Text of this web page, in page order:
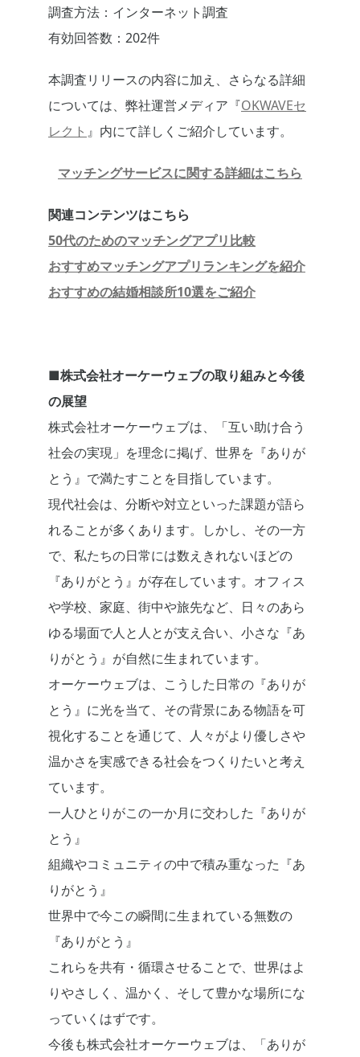
調査方法：インターネット調査
有効回答数：202件
本調査リリースの内容に加え、さらなる詳細
については、弊社運営メディア『OKWAVEセ
レクト 』内にて詳しくご紹介しています。
マッチングサービスに関する詳細はこちら
関連コンテンツはこちら
50代のためのマッチングアプリ比較
おすすめマッチングアプリランキングを紹介
おすすめの結婚相談所10選をご紹介
■株式会社オーケーウェブの取り組みと今後
の展望
株式会社オーケーウェブは、「互い助け合う
社会の実現」を理念に掲げ、世界を『ありが
とう』で満たすことを目指しています。
現代社会は、分断や対立といった課題が語ら
れることが多くあります。しかし、その一方
で、私たちの日常には数えきれないほどの
『ありがとう』が存在しています。オフィス
や学校、家庭、街中や旅先など、日々のあら
ゆる場面で人と人とが支え合い、小さな『あ
りがとう』が自然に生まれています。
オーケーウェブは、こうした日常の『ありが
とう』に光を当て、その背景にある物語を可
視化することを通じて、人々がより優しさや
温かさを実感できる社会をつくりたいと考え
ています。
一人ひとりがこの一か月に交わした『ありが
とう』
組織やコミュニティの中で積み重なった『あ
りがとう』
世界中で今この瞬間に生まれている無数の
『ありがとう』
これらを共有・循環させることで、世界はよ
りやさしく、温かく、そして豊かな場所にな
っていくはずです。
今後も株式会社オーケーウェブは、「ありが